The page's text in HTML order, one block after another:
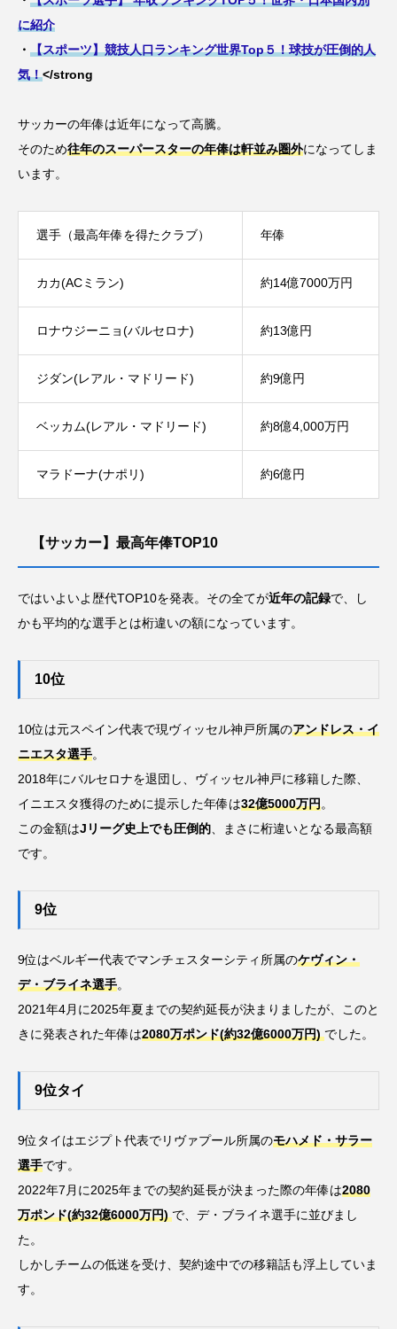
に紹介
・ 【スポーツ】競技人口ランキング世界Top５！球技が圧倒的人
気！</strong
サッカーの年俸は近年になって高騰。
そのため往年のスーパースターの年俸は軒並み圏外になってしま
います。
選手（最高年俸を得たクラブ） 年俸
カカ(ACミラン) 約14億7000万円
ロナウジーニョ(バルセロナ) 約13億円
ジダン(レアル・マドリード) 約9億円
ベッカム(レアル・マドリード) 約8億4,000万円
マラドーナ(ナポリ) 約6億円
【サッカー】最高年俸TOP10
ではいよいよ歴代TOP10を発表。その全てが近年の記録で、し
かも平均的な選手とは桁違いの額になっています。
10位
10位は元スペイン代表で現ヴィッセル神戸所属のアンドレス・イ
ニエスタ選手。
2018年にバルセロナを退団し、ヴィッセル神戸に移籍した際、
イニエスタ獲得のために提示した年俸は32億5000万円。
この金額はJリーグ史上でも圧倒的 、まさに桁違いとなる最高額
です。
9位
9位はベルギー代表でマンチェスターシティ所属のケヴィン・
デ・ブライネ選手。
2021年4月に2025年夏までの契約延長が決まりましたが、このと
きに発表された年俸は2080万ポンド(約32億6000万円)でした。
9位タイ
9位タイはエジプト代表でリヴァプール所属のモハメド・サラー
選手です。
2022年7月に2025年までの契約延長が決まった際の年俸は2080
万ポンド(約32億6000万円)で、デ・ブライネ選手に並びまし
た。
しかしチームの低迷を受け、契約途中での移籍話も浮上していま
す。